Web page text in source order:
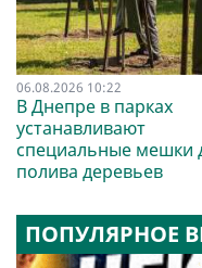
06.08.2026 10:22
В Днепре в парках
устанавливают
специальные мешки
полива деревьев
ПОПУЛЯРНОЕ